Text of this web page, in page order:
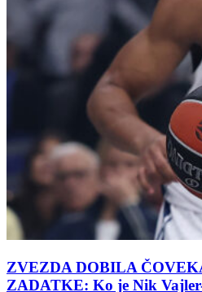
ZVEZDA DOBILA
ZADATKE: Ko je Nik